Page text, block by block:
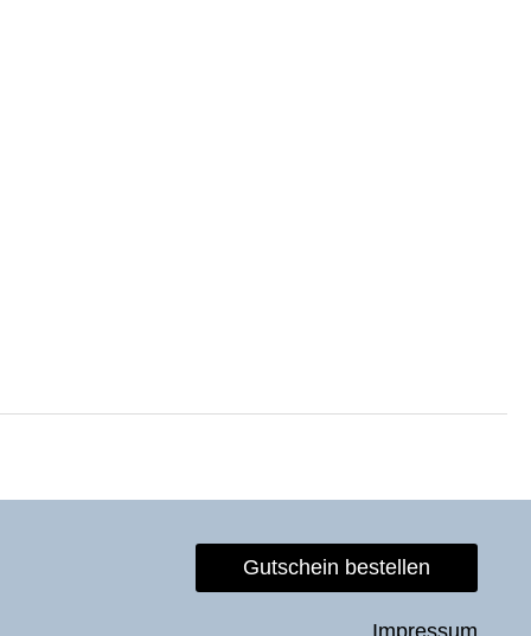
Gutschein bestellen